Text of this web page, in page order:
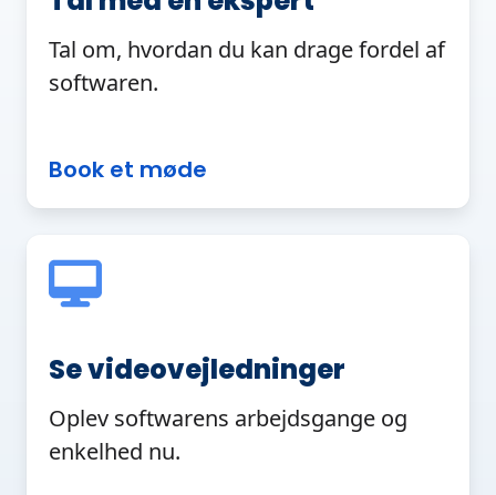
Tal om, hvordan du kan drage fordel af
softwaren.
Book et møde
Se videovejledninger
Oplev softwarens arbejdsgange og
enkelhed nu.